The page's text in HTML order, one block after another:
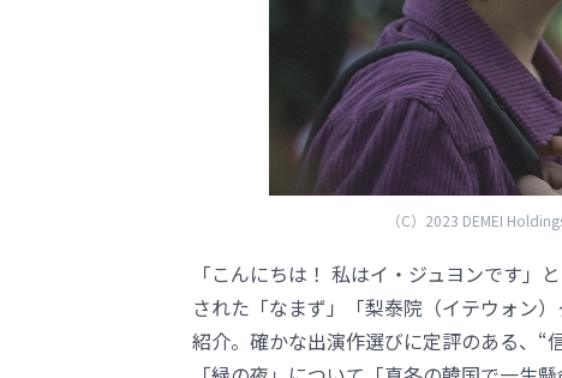
（C）2023 DEMEI
「こんにちは！ 私はイ・ジュヨンです」
された「なまず」「梨泰院（イテウォン
紹介。確かな出演作選びに定評のある、“